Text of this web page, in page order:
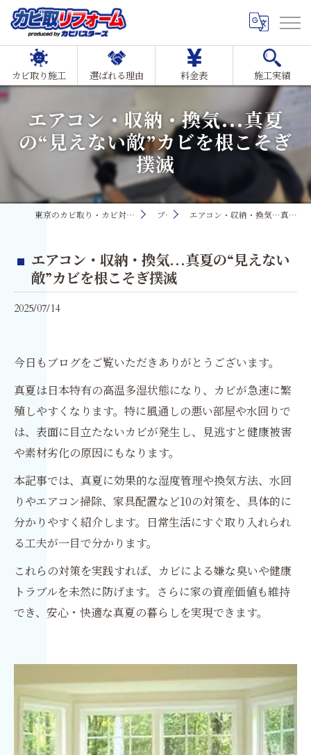
カビ取り施工 選ばれる理由 料金表 施工実績
エアコン・収納・換気…真夏
の“見えない敵”カビを根こそぎ
撲滅
東京のカビ取り・カビ対策ならMIST工法®カビ取リフォーム ブログ エアコン・収納・換気…真夏の“見えない敵”カビを根こそぎ撲滅
エアコン・収納・換気…真夏の“見えない
敵”カビを根こそぎ撲滅
2025/07/14
今日もブログをご覧いただきありがとうございます。
真夏は日本特有の高温多湿状態になり、カビが急速に繁
殖しやすくなります。特に風通しの悪い部屋や水回りで
は、表面に目立たないカビが発生し、見逃すと健康被害
や素材劣化の原因にもなります。
本記事では、真夏に効果的な湿度管理や換気方法、水回
りやエアコン掃除、家具配置など10の対策を、具体的に
分かりやすく紹介します。日常生活にすぐ取り入れられ
る工夫が一目で分かります。
これらの対策を実践すれば、カビによる嫌な臭いや健康
トラブルを未然に防げます。さらに家の資産価値も維持
でき、安心・快適な真夏の暮らしを実現できます。